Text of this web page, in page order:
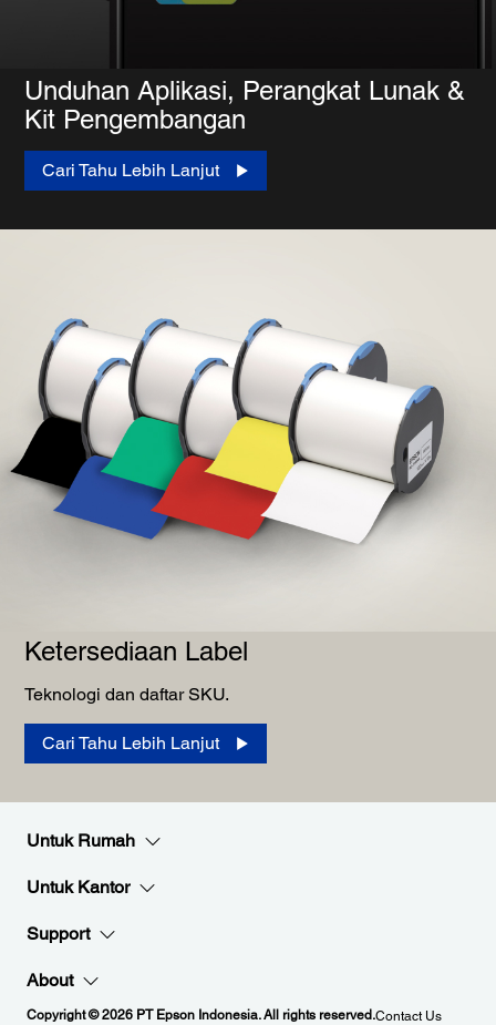
Unduhan Aplikasi, Perangkat Lunak &
Kit Pengembangan
Cari Tahu Lebih Lanjut
Ketersediaan Label
Teknologi dan daftar SKU.
Cari Tahu Lebih Lanjut
Untuk Rumah
Untuk Kantor
Support
About
Copyright © 2026 PT Epson Indonesia. All rights reserved.Contact Us